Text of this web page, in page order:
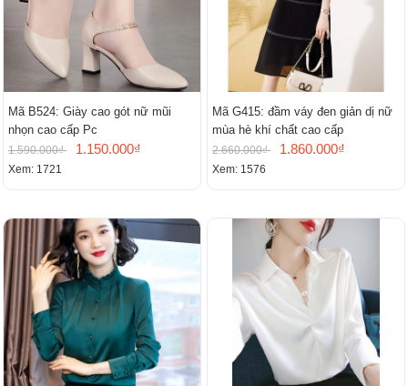
Mã B524: Giày cao gót nữ mũi
nhọn cao cấp Pc
1.590.000₫ 1.150.000₫
Xem: 1721
Mã G415: đầm váy đen giản dị nữ
mùa hè khí chất cao cấp
2.660.000₫ 1.860.000₫
Xem: 1576